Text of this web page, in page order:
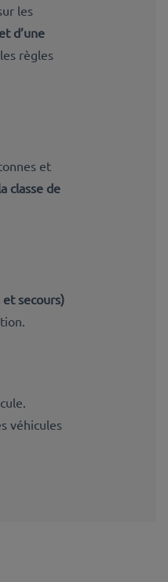
les
d’une
règles
et
classe de
secours)
véhicules